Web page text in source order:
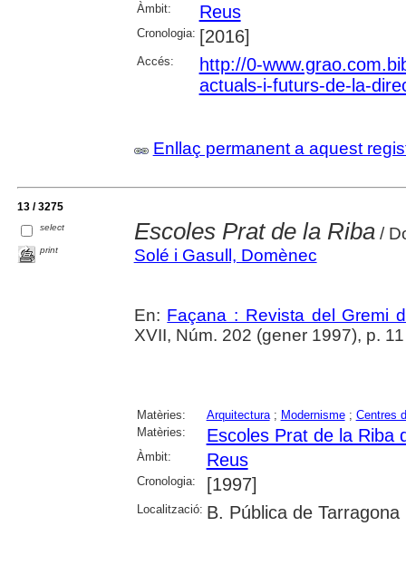
Àmbit: Reus
Cronologia: [2016]
Accés:
http://0-
actuals-i-futurs-de-la-
Enllaç permanent a aquest
13 / 3275
select
print
Escoles Prat de la Riba/
Solé i Gasull, Domènec
En: Façana : Revista del Gremi
XVII, Núm. 202 (gener 1997), p. 11
Matèries: Arquitectura; Modernisme; Centres
Matèries:
Escoles Prat de la Riba
Àmbit: Reus
Cronologia: [1997]
Localització: B. Pública de Tarragona